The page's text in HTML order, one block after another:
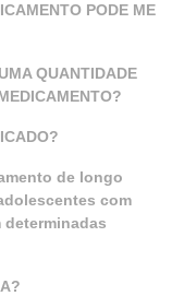
PODE ME
QUANTIDADE
de longo
com